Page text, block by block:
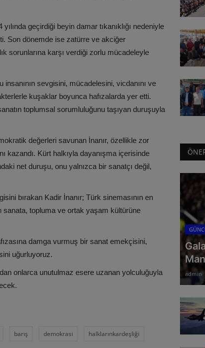
geçirdiği beyin damar tıkanıklığı nedeniyle
Son dönemde ise zatürre ve akciğer
sorunlarına karşı verdiği zorlu mücadeleyle
insanının sevgisini, mücadelesini, vicdanını ve
kuşaklar boyunca hafızalarda yer etti.
toplumsal sorumluluğunu taşıyan duruşuyla
değerleri savunan İnanır, özellikle zor
kazandı. Kürt halkıyla dayanışma içerisinde
net duruşu, onu yalnızca bir sanatçı değil,
bırakan Kadir İnanır; Türk sinemasının en
topluma ve ortak yaşam kültürüne
damga vurmuş bir sanat emekçisini,
uğurluyoruz.
onlarca unutulmaz esere uzanan yolculuğuyla
barış demokrasi halklarınkardeşliği
admin